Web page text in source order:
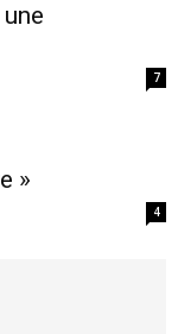
7
»
4